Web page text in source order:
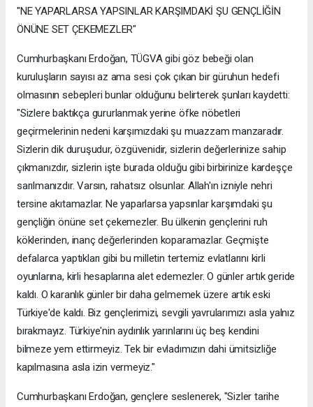
"NE YAPARLARSA YAPSINLAR KARŞIMDAKİ ŞU GENÇLİĞİN
ÖNÜNE SET ÇEKEMEZLER"
Cumhurbaşkanı Erdoğan, TÜGVA gibi göz bebeği olan
kuruluşların sayısı az ama sesi çok çıkan bir güruhun hedefi
olmasının sebepleri bunlar olduğunu belirterek şunları kaydetti:
"Sizlere baktıkça gururlanmak yerine öfke nöbetleri
geçirmelerinin nedeni karşımızdaki şu muazzam manzaradır.
Sizlerin dik duruşudur, özgüvenidir, sizlerin değerlerinize sahip
çıkmanızdır, sizlerin işte burada olduğu gibi birbirinize kardeşçe
sarılmanızdır. Varsın, rahatsız olsunlar. Allah'ın izniyle nehri
tersine akıtamazlar. Ne yaparlarsa yapsınlar karşımdaki şu
gençliğin önüne set çekemezler. Bu ülkenin gençlerini ruh
köklerinden, inanç değerlerinden koparamazlar. Geçmişte
defalarca yaptıkları gibi bu milletin tertemiz evlatlarını kirli
oyunlarına, kirli hesaplarına alet edemezler. O günler artık geride
kaldı. O karanlık günler bir daha gelmemek üzere artık eski
Türkiye'de kaldı. Biz gençlerimizi, sevgili yavrularımızı asla yalnız
bırakmayız. Türkiye'nin aydınlık yarınlarını üç beş kendini
bilmeze yem ettirmeyiz. Tek bir evladımızın dahi ümitsizliğe
kapılmasına asla izin vermeyiz."
Cumhurbaşkanı Erdoğan, gençlere seslenerek, "Sizler tarihe